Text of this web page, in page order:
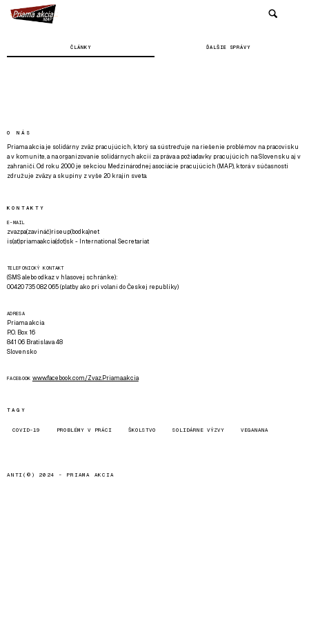
ČLÁNKY ĎALŠIE SPRÁVY
O NÁS
Priama akcia je solidárny zväz pracujúcich, ktorý sa sústreďuje na riešenie problémov na pracovisku
a v komunite, a na organizovanie solidárnych akcií za práva a požiadavky pracujúcich na Slovensku aj v
zahraničí. Od roku 2000 je sekciou Medzinárodnej asociácie pracujúcich (MAP), ktorá v súčasnosti
združuje zväzy a skupiny z vyše 20 krajín sveta.
KONTAKTY
E-MAIL
zvazpa(zavináč)riseup(bodka)net
is(at)priamaakcia(dot)sk - International Secretariat
TELEFONICKÝ KONTAKT
(SMS alebo odkaz v hlasovej schránke):
00420 735 082 065 (platby ako pri volaní do Českej republiky)
ADRESA
Priama akcia
P.O. Box 16
841 06 Bratislava 48
Slovensko
FACEBOOK www.facebook.com/Zvaz.Priama.akcia
TAGY
COVID-19 PROBLÉMY V PRÁCI ŠKOLSTVO SOLIDÁRNE VÝZVY VEGANANA
ANTI(©) 2024 - PRIAMA AKCIA